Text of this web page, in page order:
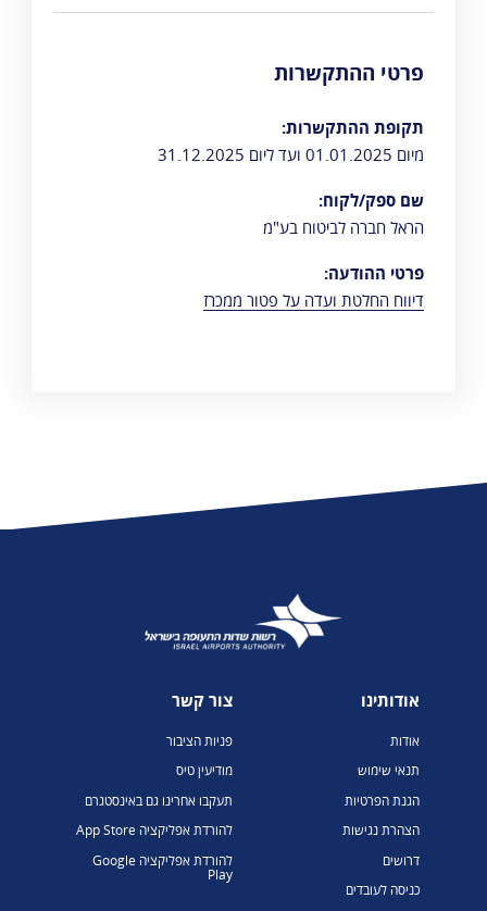
פרטי ההתקשרות
תקופת ההתקשרות:
מיום 01.01.2025 ועד ליום 31.12.2025
שם ספק/לקוח:
הראל חברה לביטוח בע"מ
פרטי ההודעה:
דיווח החלטת ועדה על פטור ממכרז
אודותינו
אודות
תנאי שימוש
הגנת הפרטיות
הצהרת נגישות
דרושים
כניסה לעובדים
צור קשר
פניות הציבור
מודיעין טיס
תעקבו אחרינו גם באינסטגרם
להורדת אפליקציה App Store
להורדת אפליקציה Google
Play